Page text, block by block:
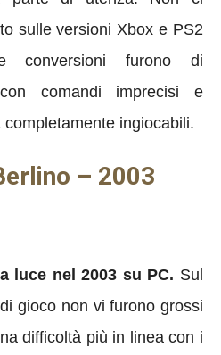
sulle versioni Xbox e PS2
conversioni furono di
comandi imprecisi e
ingiocabili.
– 2003
luce nel 2003 su PC. Sul
gioco non vi furono grossi
difficoltà più in linea con i